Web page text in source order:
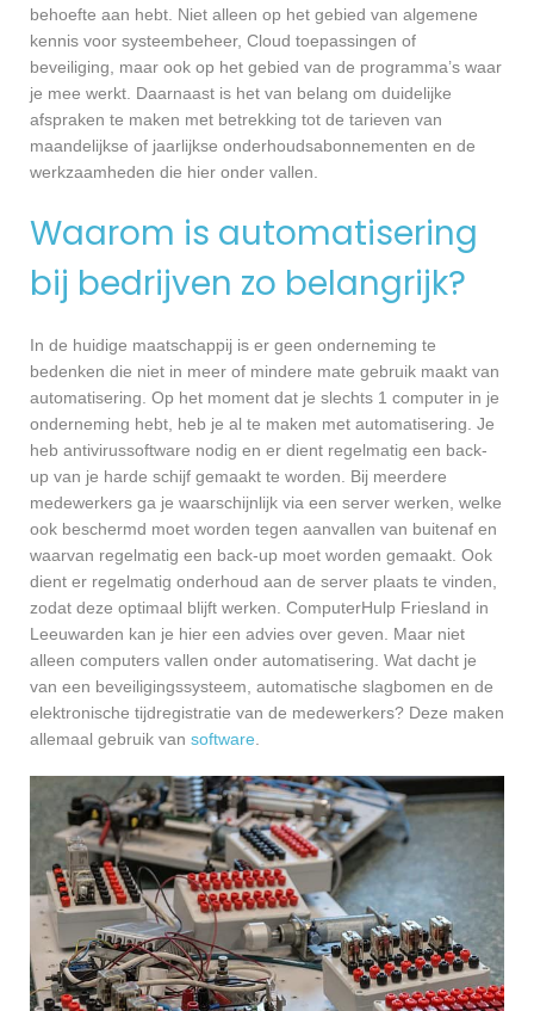
behoefte aan hebt. Niet alleen op het gebied van algemene
kennis voor systeembeheer, Cloud toepassingen of
beveiliging, maar ook op het gebied van de programma’s waar
je mee werkt. Daarnaast is het van belang om duidelijke
afspraken te maken met betrekking tot de tarieven van
maandelijkse of jaarlijkse onderhoudsabonnementen en de
werkzaamheden die hier onder vallen.
Waarom is automatisering
bij bedrijven zo belangrijk?
In de huidige maatschappij is er geen onderneming te
bedenken die niet in meer of mindere mate gebruik maakt van
automatisering. Op het moment dat je slechts 1 computer in je
onderneming hebt, heb je al te maken met automatisering. Je
heb antivirussoftware nodig en er dient regelmatig een back-
up van je harde schijf gemaakt te worden. Bij meerdere
medewerkers ga je waarschijnlijk via een server werken, welke
ook beschermd moet worden tegen aanvallen van buitenaf en
waarvan regelmatig een back-up moet worden gemaakt. Ook
dient er regelmatig onderhoud aan de server plaats te vinden,
zodat deze optimaal blijft werken. ComputerHulp Friesland in
Leeuwarden kan je hier een advies over geven. Maar niet
alleen computers vallen onder automatisering. Wat dacht je
van een beveiligingssysteem, automatische slagbomen en de
elektronische tijdregistratie van de medewerkers? Deze maken
allemaal gebruik van software